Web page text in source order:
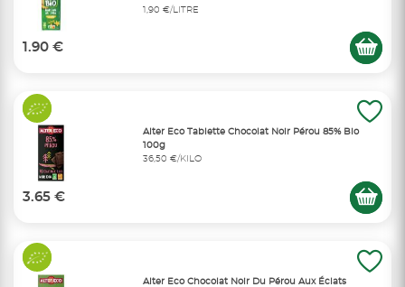
1,90 €/LITRE
1.90 €
Alter Eco Tablette Chocolat Noir Pérou 85% Bio
100g
36,50 €/KILO
3.65 €
Alter Eco Chocolat Noir Du Pérou Aux Éclats